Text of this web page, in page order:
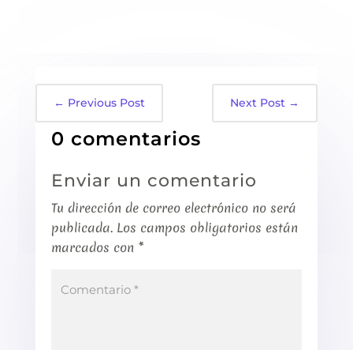
← Previous Post Next Post →
0 comentarios
Enviar un comentario
Tu dirección de correo electrónico no será
publicada. Los campos obligatorios están
marcados con *